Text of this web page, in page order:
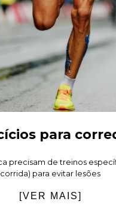
para
precisam de treinos
corrida) para evitar lesões
[VER MAIS]